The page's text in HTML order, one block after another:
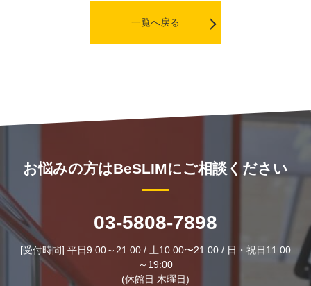
一覧へ戻る
お悩みの方はBeSLIMにご相談ください
03-5808-7898
[受付時間] 平日9:00～21:00 / 土10:00〜21:00 / 日・祝日11:00
～19:00
(休館日 木曜日)